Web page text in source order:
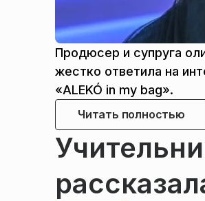
Продюсер и супруга
жестко ответила на
«ALEKÓ in my bag».
Читать полностью